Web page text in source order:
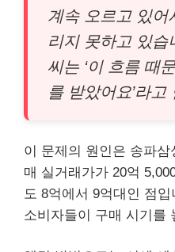
계속 오르고 있어
리지 못하고 있습
씨는 ‘이 흐름 때
를 받았어요’라고
이 문제의 원인은 송파
매 실거래가가 20억
도 8억에서 9억대인 점
소비자들이 구매 시기를